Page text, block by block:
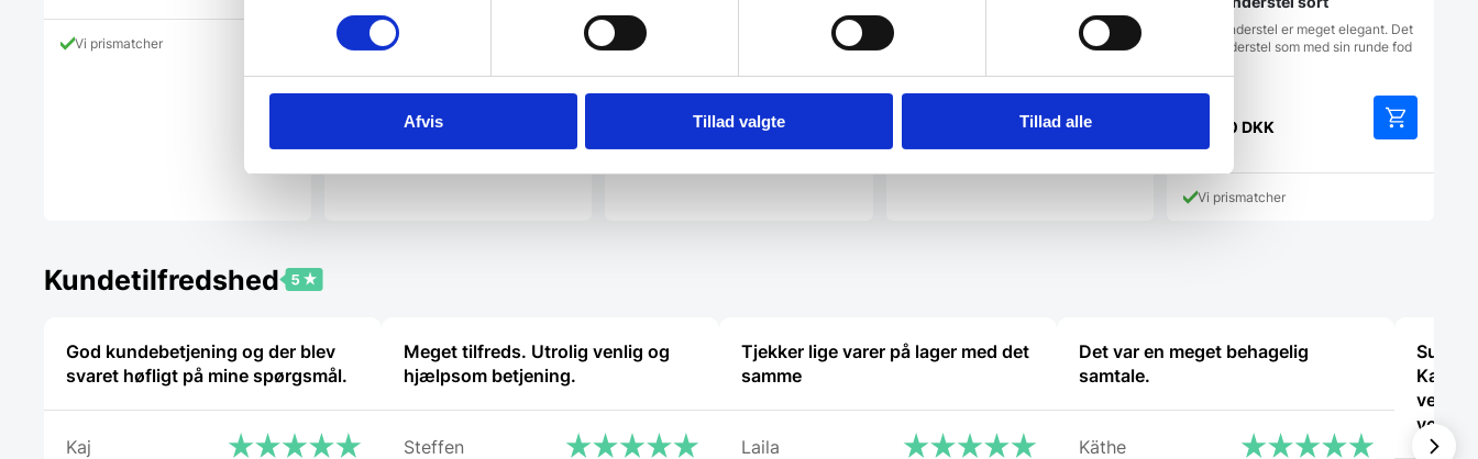
Afvis Tillad valgte Tillad alle
var:
1.099,00 DKK.
aktuelle
pris
er:Vi prismatcher
Vi prismatcher
Dette understel er meget elegant. Det
er et understel som med sin runde fod
799,00 DKK
Vi prismatcher
Kundetilfredshed
God kundebetjening og der blev
svaret høfligt på mine spørgsmål.
Kaj
Meget tilfreds. Utrolig venlig og
hjælpsom betjening.
Steffen
Tjekker lige varer på lager med det
samme
Laila
Det var en meget behagelig
samtale.
Käthe
Super
Kanon
ved